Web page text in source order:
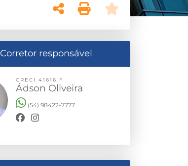
Corretor responsável
CRECI 41616 F
Ádson Oliveira
(54) 98422-7777